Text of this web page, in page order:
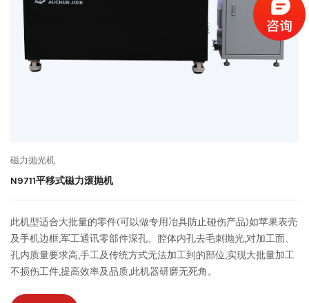
磁力抛光机
N9711平移式磁力滚抛机
此机型适合大批量的零件(可以做专用冶具防止碰伤产品)如苹果表壳
及手机边框,军工通讯零部件深孔、腔体内孔去毛刺抛光,对加工面、
孔内质量要求高,手工及传统方式无法加工到的部位,实现大批量加工
不损伤工件,提高效率及品质,此机器研磨无死角。